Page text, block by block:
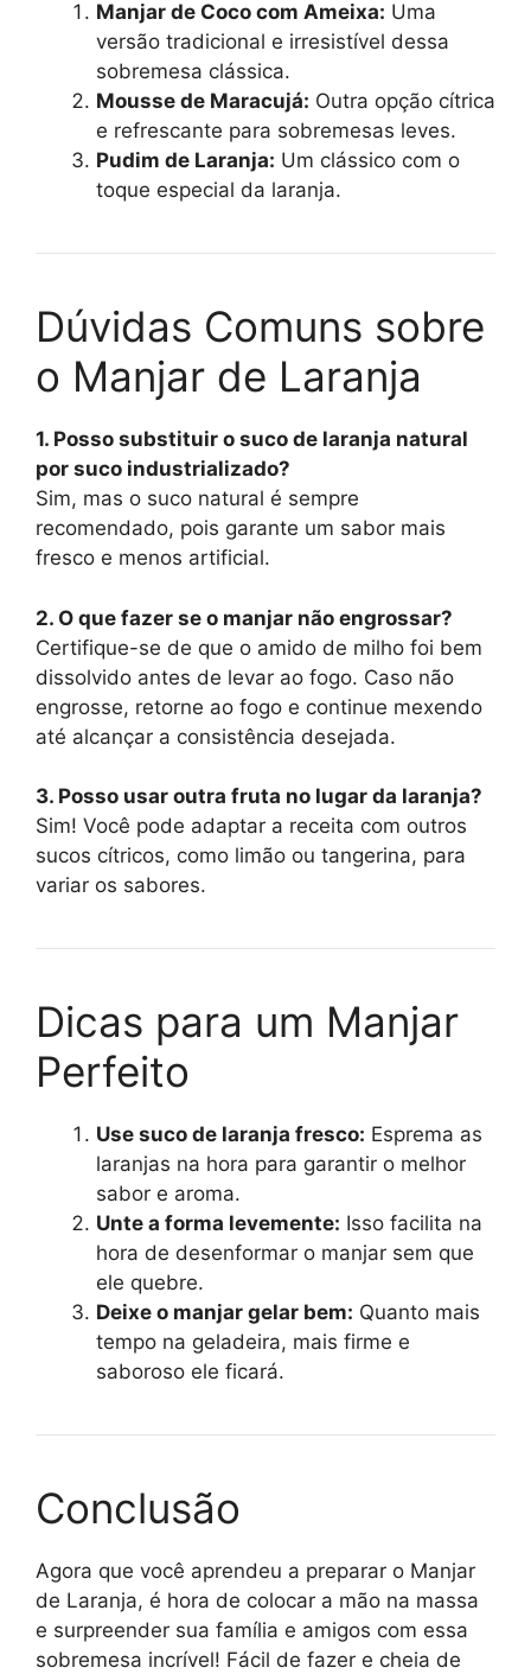
Manjar de Coco com Ameixa: Uma
versão tradicional e irresistível dessa
sobremesa clássica.
Mousse de Maracujá: Outra opção cítrica
e refrescante para sobremesas leves.
Pudim de Laranja: Um clássico com o
toque especial da laranja.
Dúvidas Comuns sobre
o Manjar de Laranja
1. Posso substituir o suco de laranja natural
por suco industrializado?
Sim, mas o suco natural é sempre
recomendado, pois garante um sabor mais
fresco e menos artificial.
2. O que fazer se o manjar não engrossar?
Certifique-se de que o amido de milho foi bem
dissolvido antes de levar ao fogo. Caso não
engrosse, retorne ao fogo e continue mexendo
até alcançar a consistência desejada.
3. Posso usar outra fruta no lugar da laranja?
Sim! Você pode adaptar a receita com outros
sucos cítricos, como limão ou tangerina, para
variar os sabores.
Dicas para um Manjar
Perfeito
Use suco de laranja fresco: Esprema as
laranjas na hora para garantir o melhor
sabor e aroma.
Unte a forma levemente: Isso facilita na
hora de desenformar o manjar sem que
ele quebre.
Deixe o manjar gelar bem: Quanto mais
tempo na geladeira, mais firme e
saboroso ele ficará.
Conclusão
Agora que você aprendeu a preparar o Manjar
de Laranja, é hora de colocar a mão na massa
e surpreender sua família e amigos com essa
sobremesa incrível! Fácil de fazer e cheia de